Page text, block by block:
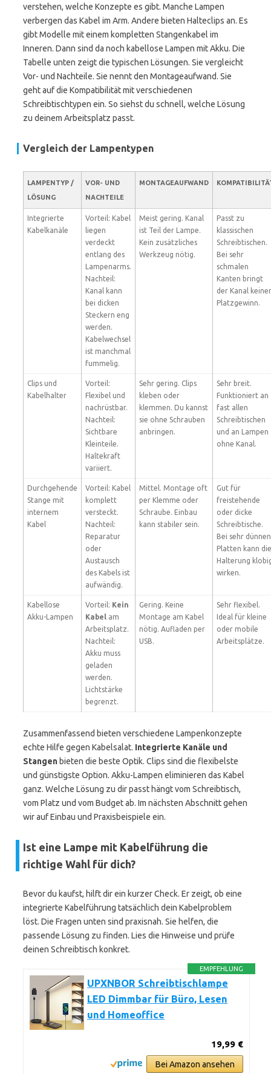
verstehen, welche Konzepte es gibt. Manche Lampen
verbergen das Kabel im Arm. Andere bieten Halteclips an. Es
gibt Modelle mit einem kompletten Stangenkabel im
Inneren. Dann sind da noch kabellose Lampen mit Akku. Die
Tabelle unten zeigt die typischen Lösungen. Sie vergleicht
Vor- und Nachteile. Sie nennt den Montageaufwand. Sie
geht auf die Kompatibilität mit verschiedenen
Schreibtischtypen ein. So siehst du schnell, welche Lösung
zu deinem Arbeitsplatz passt.
Vergleich der Lampentypen
LAMPENTYP /
LÖSUNG
VOR- UND
NACHTEILE
MONTAGEAUFWAND
Integrierte
Kabelkanäle
Vorteil: Kabel
liegen
verdeckt
entlang des
Lampenarms.
Nachteil:
Kanal kann
bei dicken
Steckern eng
werden.
Kabelwechsel
ist manchmal
fummelig.
Meist gering. Kanal
ist Teil der Lampe.
Kein zusätzliches
Werkzeug nötig.
Passt zu
klassischen
Schreibtischen.
Bei sehr
schmalen
Kanten bringt
der Kanal
Platzgewinn.
Clips und
Kabelhalter
Vorteil:
Flexibel und
nachrüstbar.
Nachteil:
Sichtbare
Kleinteile.
Haltekraft
variiert.
Sehr gering. Clips
kleben oder
klemmen. Du kannst
sie ohne Schrauben
anbringen.
Sehr breit.
Funktioniert an
fast allen
Schreibtischen
und an Lampen
ohne Kanal.
Durchgehende
Stange mit
internem
Kabel
Vorteil: Kabel
komplett
versteckt.
Nachteil:
Reparatur
oder
Austausch
des Kabels ist
aufwändig.
Mittel. Montage oft
per Klemme oder
Schraube. Einbau
kann stabiler sein.
Gut für
freistehende
oder dicke
Schreibtische.
Bei sehr dünnen
Platten kann die
Halterung
wirken.
Kabellose
Akku-Lampen
Vorteil: Kein
Kabel am
Arbeitsplatz.
Nachteil:
Akku muss
geladen
werden.
Lichtstärke
begrenzt.
Gering. Keine
Montage am Kabel
nötig. Aufladen per
USB.
Sehr flexibel.
Ideal für kleine
oder mobile
Arbeitsplätze.
Zusammenfassend bieten verschiedene Lampenkonzepte
echte Hilfe gegen Kabelsalat. Integrierte Kanäle und
Stangen bieten die beste Optik. Clips sind die flexibelste
und günstigste Option. Akku-Lampen eliminieren das Kabel
ganz. Welche Lösung zu dir passt hängt vom Schreibtisch,
vom Platz und vom Budget ab. Im nächsten Abschnitt gehen
wir auf Einbau und Praxisbeispiele ein.
Ist eine Lampe mit Kabelführung die
richtige Wahl für dich?
Bevor du kaufst, hilft dir ein kurzer Check. Er zeigt, ob eine
integrierte Kabelführung tatsächlich dein Kabelproblem
löst. Die Fragen unten sind praxisnah. Sie helfen, die
passende Lösung zu finden. Lies die Hinweise und prüfe
deinen Schreibtisch konkret.
EMPFEHLUNG
UPXNBOR Schreibtischlampe
LED Dimmbar für Büro, Lesen
und Homeoffice
19,99 €
Bei Amazon ansehen